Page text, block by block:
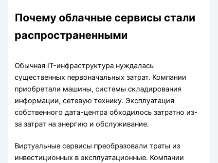
Почему облачные сервисы стали
распространенными
Обычная IT-инфраструктура нуждалась
существенных первоначальных затрат. Компании
приобретали машины, системы складирования
информации, сетевую технику. Эксплуатация
собственного дата-центра обходилось затратно из-
за затрат на энергию и обслуживание.
Виртуальные сервисы преобразовали траты из
инвестиционных в эксплуатационные. Компании